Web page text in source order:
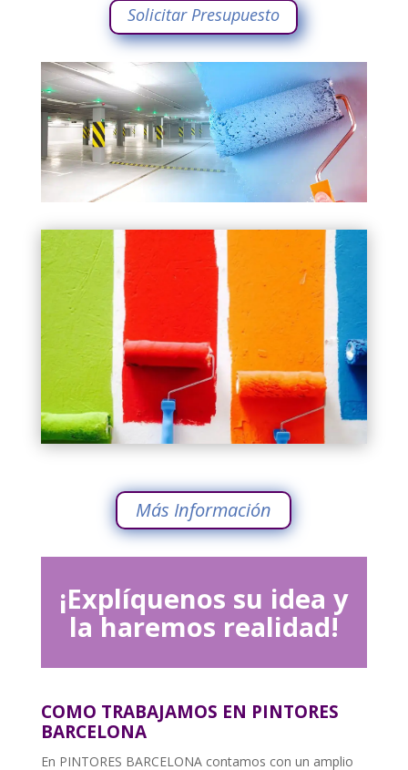
Solicitar Presupuesto
Más Información
¡Explíquenos su idea y
la haremos realidad!
COMO TRABAJAMOS EN PINTORES
BARCELONA
En PINTORES BARCELONA contamos con un amplio